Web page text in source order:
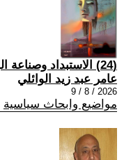
(24) الاستبداد وصناعة الوعي
عامر عبد زيد الوائلي
2026 / 8 / 9
مواضيع وابحاث سياسية